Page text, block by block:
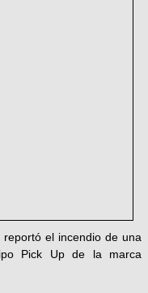
el incendio de una
Pick Up de la marca